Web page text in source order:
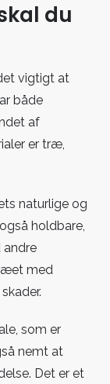
du
vigtigt at
både
af
er træ,
naturlige og
holdbare,
med
som er
nemt at
Det er et